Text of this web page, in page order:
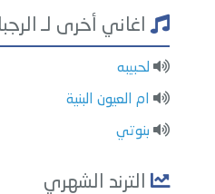
اغاني أخرى لـ
لحبيبه
ام العيون البنية
بنوتي
الترند الشهري